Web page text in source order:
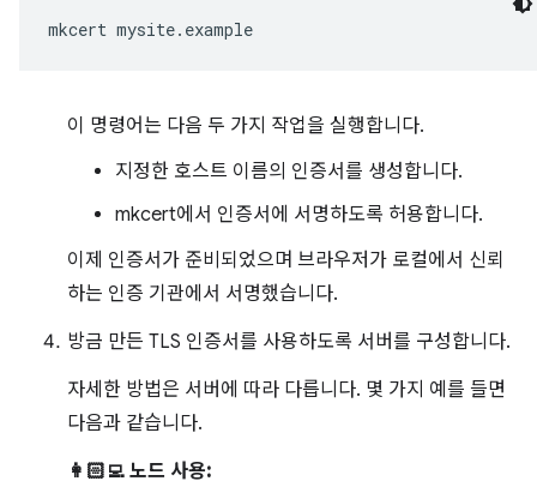
mkcert
이 명령어는 다음 두 가지 작업을 실행합니다.
지정한 호스트 이름의 인증서를 생성합니다.
mkcert에서 인증서에 서명하도록 허용합니다.
이제 인증서가 준비되었으며 브라우저가 로컬에서 신뢰
하는 인증 기관에서 서명했습니다.
방금 만든 TLS 인증서를 사용하도록 서버를 구성합니다.
자세한 방법은 서버에 따라 다릅니다. 몇 가지 예를 들면
다음과 같습니다.
👩🏻‍💻 노드 사용: